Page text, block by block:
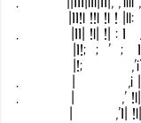
|ｌｌ!l !!l !l ! |ll:
. |ｌｌ| !l| !| :
|ｌ!; ; ' ; ｌ ｛ハ
|!; ,'i＼＼ｲﾐヽ
. | ,i | ｌ|ｌゝ二
. | ,' !l| !|ｌ |ｌｌ
| ,'ｌ| !l| !|ｌ |